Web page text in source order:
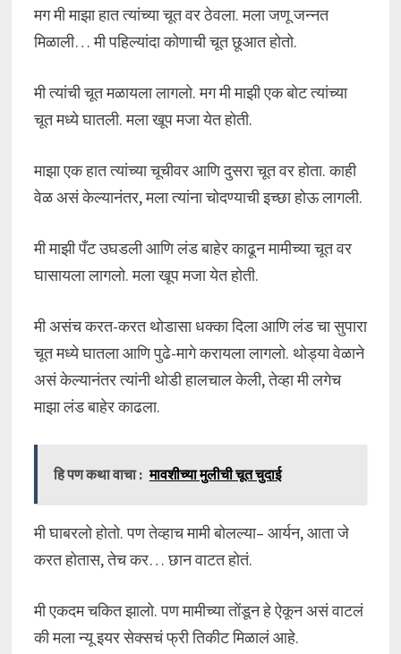
मग मी माझा हात त्यांच्या चूत वर ठेवला. मला जणू जन्नत
मिळाली… मी पहिल्यांदा कोणाची चूत छूआत होतो.
मी त्यांची चूत मळायला लागलो. मग मी माझी एक बोट त्यांच्या
चूत मध्ये घातली. मला खूप मजा येत होती.
माझा एक हात त्यांच्या चूचीवर आणि दुसरा चूत वर होता. काही
वेळ असं केल्यानंतर, मला त्यांना चोदण्याची इच्छा होऊ लागली.
मी माझी पँट उघडली आणि लंड बाहेर काढून मामीच्या चूत वर
घासायला लागलो. मला खूप मजा येत होती.
मी असंच करत-करत थोडासा धक्का दिला आणि लंड चा सुपारा
चूत मध्ये घातला आणि पुढे-मागे करायला लागलो. थोड्या वेळाने
असं केल्यानंतर त्यांनी थोडी हालचाल केली, तेव्हा मी लगेच
माझा लंड बाहेर काढला.
हि पण कथा वाचा : मावशीच्या मुलीची चूत चुदाई
मी घाबरलो होतो. पण तेव्हाच मामी बोलल्या– आर्यन, आता जे
करत होतास, तेच कर… छान वाटत होतं.
मी एकदम चकित झालो. पण मामीच्या तोंडून हे ऐकून असं वाटलं
की मला न्यू इयर सेक्सचं फ्री तिकीट मिळालं आहे.